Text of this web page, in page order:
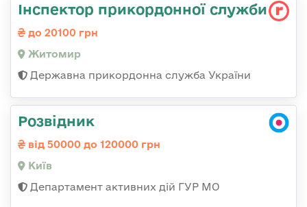
Інспектор прикордонної служби
до 20100 грн
Житомир
Державна прикордонна служба України
Розвідник
від 50000 до 120000 грн
Київ
Департамент активних дій ГУР МО